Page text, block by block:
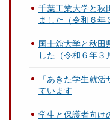
千葉工業大学と秋
ました（令和６年
国士舘大学と秋田
した（令和６年３
「あきた学生就
ています
学生と保護者向け